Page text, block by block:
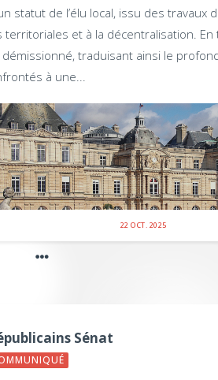
statut de l’élu local, issu des travaux
territoriales et à la décentralisation.
traduisant ainsi le
à une...
22 OCT. 2025
Sénat